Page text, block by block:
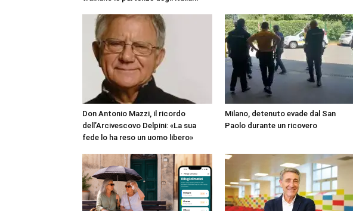
Don Antonio Mazzi, il ricordo
dell’Arcivescovo Delpini: «La sua
fede lo ha reso un uomo libero»
Milano, detenuto evade dal San
Paolo durante un ricovero